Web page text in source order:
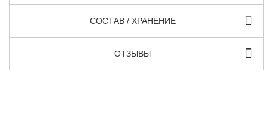
СОСТАВ / ХРАНЕНИЕ
ОТЗЫВЫ